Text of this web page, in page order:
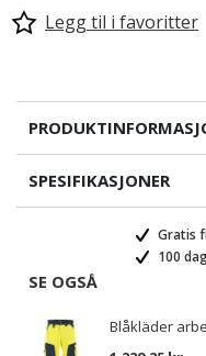
Legg til i favoritter
SPESIFIKASJONER
Gratis
100
SE OGSÅ
Blåkläder